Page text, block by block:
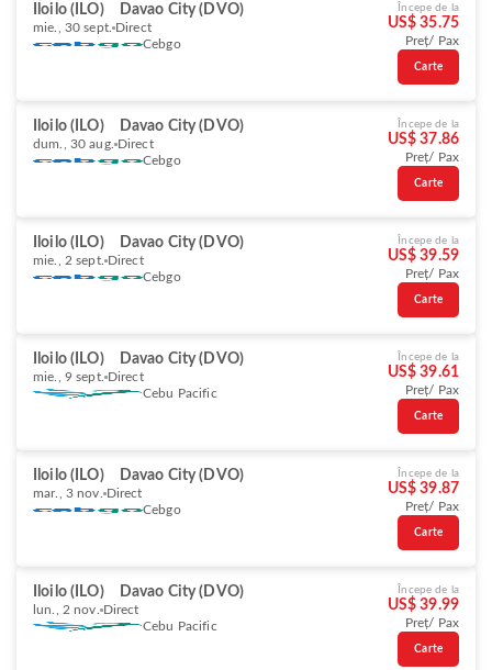
Iloilo (ILO) Davao City (DVO)
mie., 30 sept. Direct
Cebgo
Începe de la
US$ 35.75
Preț/ Pax
Carte
Iloilo (ILO) Davao City (DVO)
dum., 30 aug. Direct
Cebgo
Începe de la
US$ 37.86
Preț/ Pax
Carte
Iloilo (ILO) Davao City (DVO)
mie., 2 sept. Direct
Cebgo
Începe de la
US$ 39.59
Preț/ Pax
Carte
Iloilo (ILO) Davao City (DVO)
mie., 9 sept. Direct
Cebu Pacific
Începe de la
US$ 39.61
Preț/ Pax
Carte
Iloilo (ILO) Davao City (DVO)
mar., 3 nov. Direct
Cebgo
Începe de la
US$ 39.87
Preț/ Pax
Carte
Iloilo (ILO) Davao City (DVO)
lun., 2 nov. Direct
Cebu Pacific
Începe de la
US$ 39.99
Preț/ Pax
Carte